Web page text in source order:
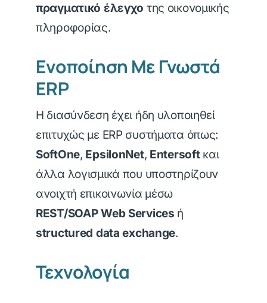
πραγματικό έλεγχο της οικονομικής
πληροφορίας.
Ενοποίηση Με Γνωστά
ERP
Η διασύνδεση έχει ήδη υλοποιηθεί
επιτυχώς με ERP συστήματα όπως:
SoftOne, EpsilonNet, Entersoftκαι
άλλα λογισμικά που υποστηρίζουν
ανοιχτή επικοινωνία μέσω
REST/SOAP Web Services ή
structured data exchange.
Τεχνολογία